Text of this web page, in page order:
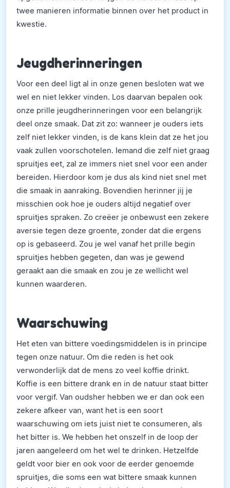
twee manieren informatie binnen over het product in
kwestie.
Jeugdherinneringen
Voor een deel ligt al in onze genen besloten wat we
wel en niet lekker vinden. Los daarvan bepalen ook
onze prille jeugdherinneringen voor een belangrijk
deel onze smaak. Dat zit zo: wanneer je ouders iets
zelf niet lekker vinden, is de kans klein dat ze het jou
vaak zullen voorschotelen. Iemand die zelf niet graag
spruitjes eet, zal ze immers niet snel voor een ander
bereiden. Hierdoor kom je dus als kind niet snel met
die smaak in aanraking. Bovendien herinner jij je
misschien ook hoe je ouders altijd negatief over
spruitjes spraken. Zo creëer je onbewust een zekere
aversie tegen deze groente, zonder dat die ergens
op is gebaseerd. Zou je wel vanaf het prille begin
spruitjes hebben gegeten, dan was je gewend
geraakt aan die smaak en zou je ze wellicht wel
kunnen waarderen.
Waarschuwing
Het eten van bittere voedingsmiddelen is in principe
tegen onze natuur. Om die reden is het ook
verwonderlijk dat de mens zo veel koffie drinkt.
Koffie is een bittere drank en in de natuur staat bitter
voor vergif. Van oudsher hebben we er dan ook een
zekere afkeer van, want het is een soort
waarschuwing om iets juist niet te consumeren, als
het bitter is. We hebben het onszelf in de loop der
jaren aangeleerd om het wel te drinken. Hetzelfde
geldt voor bier en ook voor de eerder genoemde
spruitjes, die soms een wat bittere smaak kunnen